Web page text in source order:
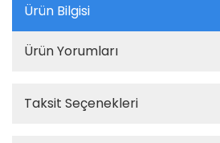
Ürün Bilgisi
Ürün Yorumları
Taksit Seçenekleri